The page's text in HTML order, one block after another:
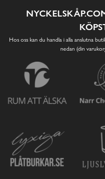
Hos oss kan du handla i alla anslutna
nedan (din